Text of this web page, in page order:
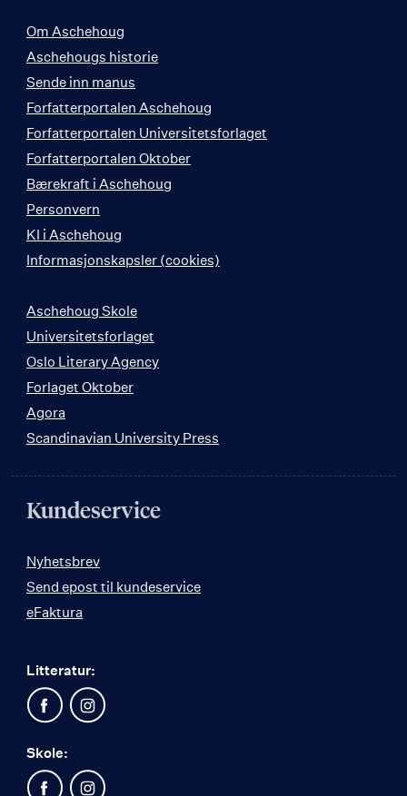
Om Aschehoug
Aschehougs historie
Sende inn manus
Forfatterportalen Aschehoug
Forfatterportalen Universitetsforlaget
Forfatterportalen Oktober
Bærekraft i Aschehoug
Personvern
KI i Aschehoug
Informasjonskapsler (cookies)
Aschehoug Skole
Universitetsforlaget
Oslo Literary Agency
Forlaget Oktober
Agora
Scandinavian University Press
Kundeservice
Nyhetsbrev
Send epost til kundeservice
eFaktura
Litteratur:
Skole: